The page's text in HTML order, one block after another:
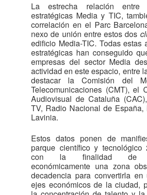
La estrecha relación entre
estratégicas Media y TIC,
correlación en el Parc
nexo de unión entre estos dos
edificio Media-TIC. Todas estas
estratégicas han conseguido
empresas del sector Media
actividad en este espacio, entre
destacar la Comisión del
Telecomunicaciones (CMT), el
Audiovisual de Cataluña
TV, Radio Nacional de España,
Lavinia.
Estos datos ponen de
parque científico y tecnológico
con la finalidad de
económicamente una zona
decadencia para convertirla
ejes económicos de la ciudad,